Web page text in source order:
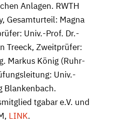
Anlagen. RWTH
Gesamturteil: Magna
Univ.-Prof. Dr.-
Treeck, Zweitprüfer:
Markus König (Ruhr-
Univ.-
Blankenbach.
tgabar e.V. und
LINK.